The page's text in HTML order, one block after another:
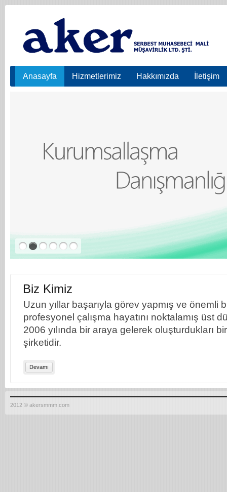
Anasayfa Hizmetlerimiz Hakkımızda İletişim
Biz Kimiz
Uzun yıllar başarıyla görev yapmış ve önemli
profesyonel çalışma hayatını noktalamış üst
2006 yılında bir araya gelerek oluşturdukları
şirketidir.
Devamı
2012 © akersmmm.com